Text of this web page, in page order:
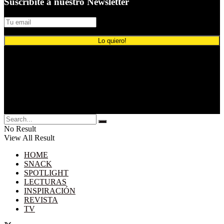
No Result
View All Result
HOME
SNACK
SPOTLIGHT
LECTURAS
INSPIRACIÓN
REVISTA
TV